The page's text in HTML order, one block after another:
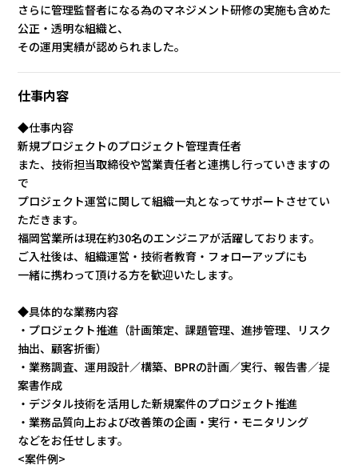
さらに管理監督者になる為のマネジメント研修の実施も含めた
公正・透明な組織と、
その運用実績が認められました。
仕事内容
◆仕事内容
新規プロジェクトのプロジェクト管理責任者
また、技術担当取締役や営業責任者と連携し行っていきますの
で
プロジェクト運営に関して組織一丸となってサポートさせてい
ただきます。
福岡営業所は現在約30名のエンジニアが活躍しております。
ご入社後は、組織運営・技術者教育・フォローアップにも
一緒に携わって頂ける方を歓迎いたします。
◆具体的な業務内容
・プロジェクト推進（計画策定、課題管理、進捗管理、リスク
抽出、顧客折衝）
・業務調査、運用設計／構築、BPRの計画／実行、報告書／提
案書作成
・デジタル技術を活用した新規案件のプロジェクト推進
・業務品質向上および改善策の企画・実行・モニタリング
などをお任せします。
<案件例>